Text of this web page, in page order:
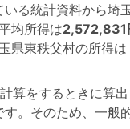
る統計資料から埼
均所得は2,572,831
県東秩父村の所得
算をするときに算
。そのため、一般